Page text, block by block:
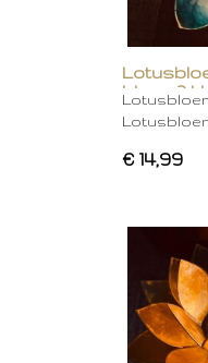
blauw 2
€ 14,99